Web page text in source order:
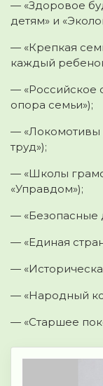
— «Здоровое
детям» и
— «Крепкая
каждый
— «Российское
опора семьи»);
— «Локомотивы
труд»);
— «Школы
«Управдом»);
— «Безопасные
— «Единая
—
— «Народный
— «Старшее